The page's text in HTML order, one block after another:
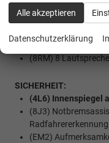
CarPlay und Android
(QV3) Digitaler
(ZEA) Heckklappe
(9ZX) Mobiltelefon
(8RM) 8
SICHERHEIT:
(4L6) Innenspiegel
(8J3)
Radfahrererkennung
(EM2)
Alle akzeptieren
Datenschutzerklärung